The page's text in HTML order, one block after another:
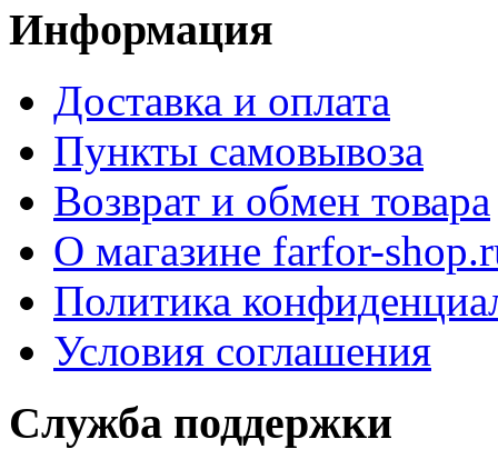
Информация
Доставка и оплата
Пункты самовывоза
Возврат и обмен товара
О магазине farfor-
Политика
Условия соглашения
Служба поддержки